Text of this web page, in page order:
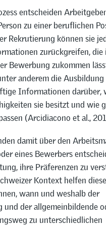
entscheiden
zu einer beruflichen
Rekrutierung können sie
zurückgreifen, die
Bewerbung zukommen
anderem die Ausbildung
Informationen darüber,
sie besitzt und wie
(Arcidiacono et al.,
damit über den
eines Bewerbers
ihre Präferenzen zu
Kontext helfen diese
wann und weshalb der
und der allgemeinbildende
zu unterschiedlichen